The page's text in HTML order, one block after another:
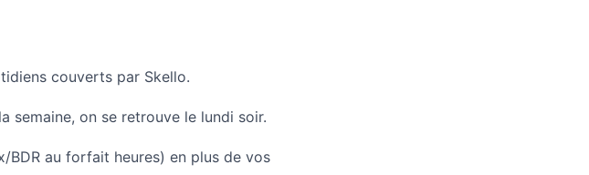
couverts par Skello.
semaine, on se retrouve le lundi soir.
BDR au forfait heures) en plus de vos